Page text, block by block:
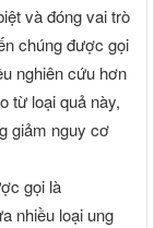
và đóng vai trò
chúng được gọi
nghiên cứu hơn
từ loại quả này,
giảm nguy cơ
gọi là
nhiều loại ung